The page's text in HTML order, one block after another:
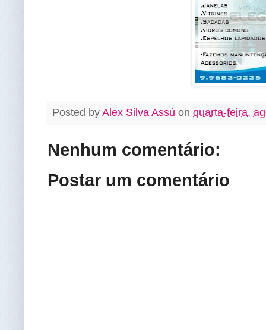
Posted by Alex Silva Assú on quarta-feira,
Nenhum comentário:
Postar um comentário